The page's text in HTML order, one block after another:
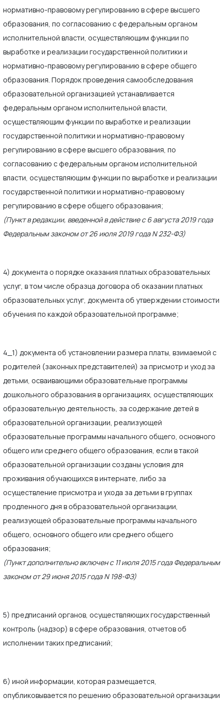
нормативно-правовому регулированию в сфере высшего
образования, по согласованию с федеральным органом
исполнительной власти, осуществляющим функции по
выработке и реализации государственной политики и
нормативно-правовому регулированию в сфере общего
образования. Порядок проведения самообследования
образовательной организацией устанавливается
федеральным органом исполнительной власти,
осуществляющим функции по выработке и реализации
государственной политики и нормативно-правовому
регулированию в сфере высшего образования, по
согласованию с федеральным органом исполнительной
власти, осуществляющим функции по выработке и реализации
государственной политики и нормативно-правовому
регулированию в сфере общего образования;
(Пункт в редакции, введенной в действие с 6 августа 2019 года
Федеральным законом от 26 июля 2019 года N 232-ФЗ)
4) документа о порядке оказания платных образовательных
услуг, в том числе образца договора об оказании платных
образовательных услуг, документа об утверждении стоимости
обучения по каждой образовательной программе;
4_1) документа об установлении размера платы, взимаемой с
родителей (законных представителей) за присмотр и уход за
детьми, осваивающими образовательные программы
дошкольного образования в организациях, осуществляющих
образовательную деятельность, за содержание детей в
образовательной организации, реализующей
образовательные программы начального общего, основного
общего или среднего общего образования, если в такой
образовательной организации созданы условия для
проживания обучающихся в интернате, либо за
осуществление присмотра и ухода за детьми в группах
продленного дня в образовательной организации,
реализующей образовательные программы начального
общего, основного общего или среднего общего
образования;
(Пункт дополнительно включен с 11 июля 2015 года Федеральным
законом от 29 июня 2015 года N 198-ФЗ)
5) предписаний органов, осуществляющих государственный
контроль (надзор) в сфере образования, отчетов об
исполнении таких предписаний;
6) иной информации, которая размещается,
опубликовывается по решению образовательной организации